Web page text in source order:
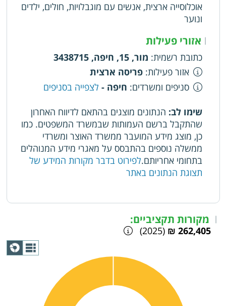
אוכלוסייה ארצית, אנשים עם מוגבלויות, חולים, ילדים
ונוער
| אזורי פעילות
כתובת רשמית: מור, 15, חיפה, 3438715
אזור פעילות: פריסה ארצית
סניפים ומשרדים: חיפה - לצפייה בסניפים
שימו לב: הנתונים מוצגים בהתאם לדיווח האחרון
שהתקבל ברשם העמותות שבמשרד המשפטים. כמו
כן, מוצג מידע המועבר ממשרד האוצר ומשרדי
ממשלה נוספים בהתבסס על מאגרי מידע המנוהלים
בתחומי אחריותם.לפירוט בדבר מקורות המידע של
תצוגת הנתונים באתר
| מקורות תקציביים:
262,405 ₪
(2025)